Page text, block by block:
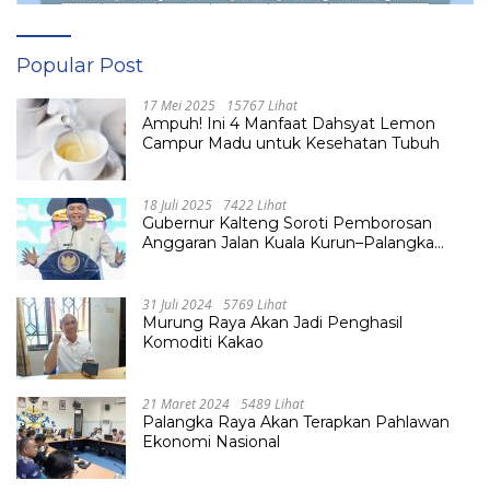
Popular Post
17 Mei 2025 15767 Lihat
Ampuh! Ini 4 Manfaat Dahsyat Lemon
Campur Madu untuk Kesehatan Tubuh
18 Juli 2025 7422 Lihat
Gubernur Kalteng Soroti Pemborosan
Anggaran Jalan Kuala Kurun–Palangka
31 Juli 2024 5769 Lihat
Murung Raya Akan Jadi Penghasil
Komoditi Kakao
21 Maret 2024 5489 Lihat
Palangka Raya Akan Terapkan Pahlawan
Ekonomi Nasional